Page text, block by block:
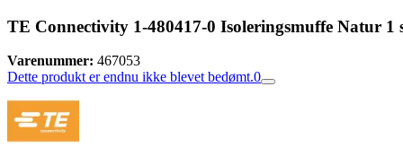
TE Connectivity 1-480417-0 Isoleringsmuffe Natur 1
Varenummer: 467053
Dette produkt er endnu ikke blevet bedømt.0